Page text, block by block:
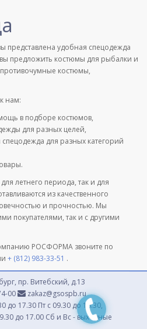
представлена удобная спецодежда
предложить костюмы для рыбалки и
костюмы,
нам:
в подборе костюмов,
для разных целей,
для разных категорий
летнего периода, так и для
из качественного
и прочностью. Мы
покупателями, так и с другими
РОСФОРМА звоните по
+ (812) 983-33-51 .
пр. Витебский, д.13
00
zakaz@gsospb.ru
до 17.30 Пт с 09.30 до 16.30,
до 17.00 Сб и Вс - выходные